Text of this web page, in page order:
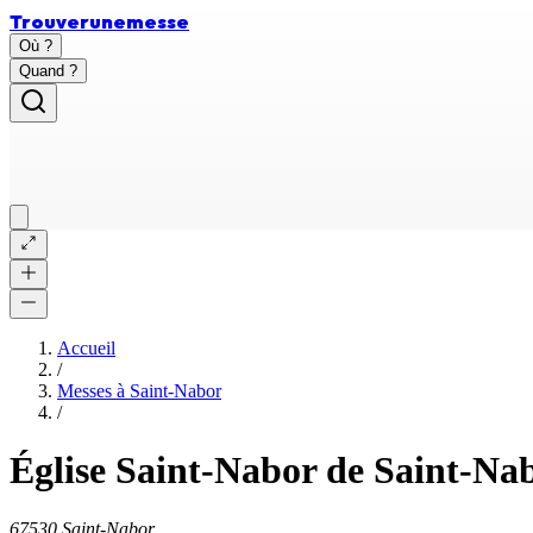
Trouverunemesse
Où ?
Quand ?
Accueil
/
Messes à Saint-Nabor
/
Église Saint-Nabor de Saint-
67530 Saint-Nabor